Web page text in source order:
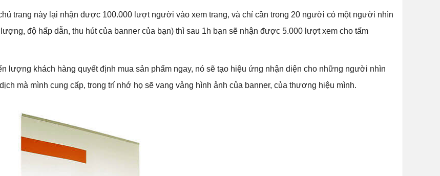
trang này lại nhận được 100.000 lượt người vào xem trang, và chỉ cần trong 20 người có một người nhìn
độ hấp dẫn, thu hút của banner của bạn) thì sau 1h bạn sẽ nhận được 5.000 lượt xem cho tấm
lượng khách hàng quyết định mua sản phẩm ngay, nó sẽ tạo hiệu ứng nhận diện cho những người nhìn
mà mình cung cấp, trong trí nhớ họ sẽ vang vảng hình ảnh của banner, của thương hiệu mình.